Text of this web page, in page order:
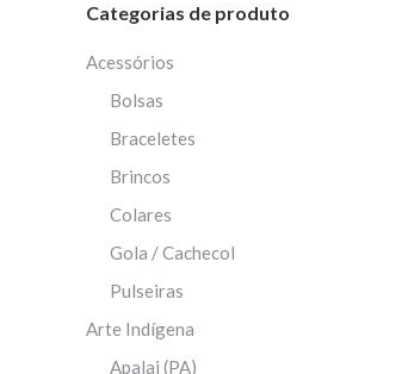
Categorias de produto
Acessórios
Bolsas
Braceletes
Brincos
Colares
Gola / Cachecol
Pulseiras
Arte Indígena
Apalai (PA)